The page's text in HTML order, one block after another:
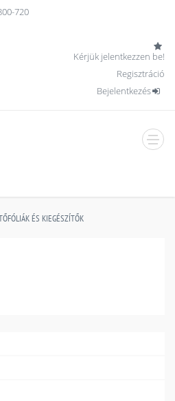
720
Kérjük jelentkezzen be!
Regisztráció
Bejelentkezés
ÉS KIEGÉSZÍTŐK